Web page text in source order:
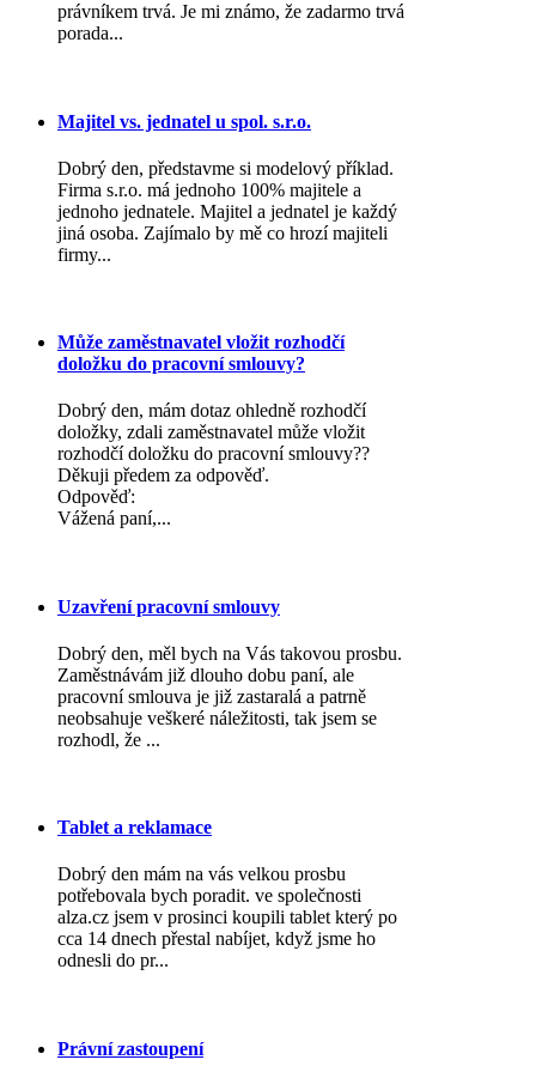
právníkem trvá. Je mi známo, že zadarmo trvá
porada...
Majitel vs. jednatel u spol. s.r.o.
Dobrý den, představme si modelový příklad.
Firma s.r.o. má jednoho 100% majitele a
jednoho jednatele. Majitel a jednatel je každý
jiná osoba. Zajímalo by mě co hrozí majiteli
firmy...
Může zaměstnavatel vložit rozhodčí
doložku do pracovní smlouvy?
Dobrý den, mám dotaz ohledně rozhodčí
doložky, zdali zaměstnavatel může vložit
rozhodčí doložku do pracovní smlouvy??
Děkuji předem za odpověď.
Odpověď:
Vážená paní,...
Uzavření pracovní smlouvy
Dobrý den, měl bych na Vás takovou prosbu.
Zaměstnávám již dlouho dobu paní, ale
pracovní smlouva je již zastaralá a patrně
neobsahuje veškeré náležitosti, tak jsem se
rozhodl, že ...
Tablet a reklamace
Dobrý den mám na vás velkou prosbu
potřebovala bych poradit. ve společnosti
alza.cz jsem v prosinci koupili tablet který po
cca 14 dnech přestal nabíjet, když jsme ho
odnesli do pr...
Právní zastoupení